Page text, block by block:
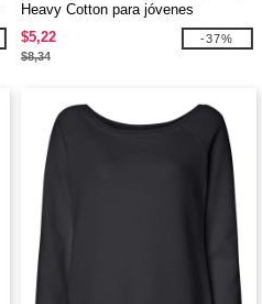
Heavy Cotton para jóvenes
$5,22
$8,34
-37%